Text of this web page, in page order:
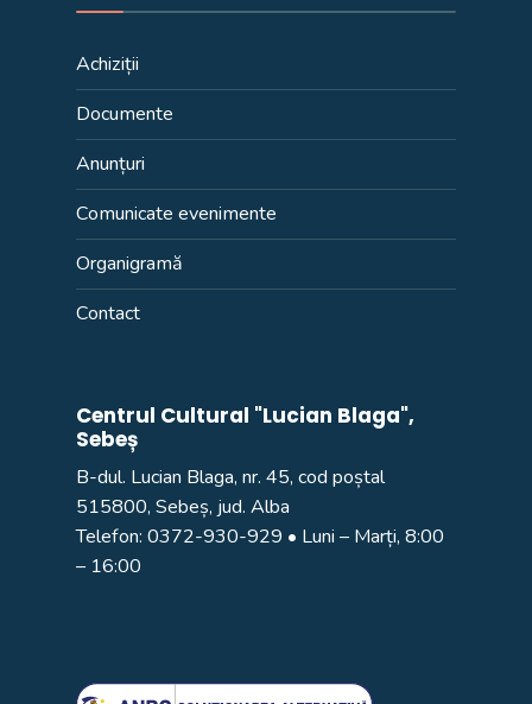
Achiziții
Documente
Anunțuri
Comunicate evenimente
Organigramă
Contact
Centrul Cultural "Lucian Blaga",
Sebeș
B-dul. Lucian Blaga, nr. 45, cod poștal
515800, Sebeș, jud. Alba
Telefon: 0372-930-929 • Luni – Marți, 8:00
– 16:00